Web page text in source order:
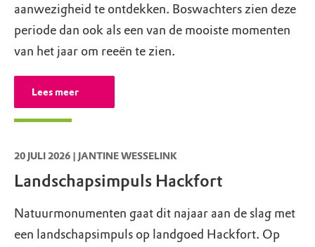
aanwezigheid te ontdekken. Boswachters zien deze
periode dan ook als een van de mooiste momenten
van het jaar om reeën te zien.
Lees meer
20 JULI 2026 | JANTINE WESSELINK
Landschapsimpuls Hackfort
Natuurmonumenten gaat dit najaar aan de slag met
een landschapsimpuls op landgoed Hackfort. Op